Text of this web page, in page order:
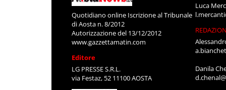
Quotidiano online Iscrizione al Tribunale
di Aosta n. 8/2012
Autorizzazione del 13/12/2012
www.gazzettamatin.com
Editore
LG PRESSE S.R.L.
via Festaz, 52 11100 AOSTA
Luca
Danila